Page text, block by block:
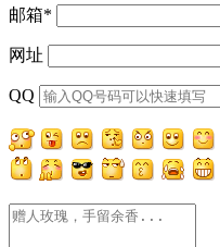
邮箱*
网址
QQ